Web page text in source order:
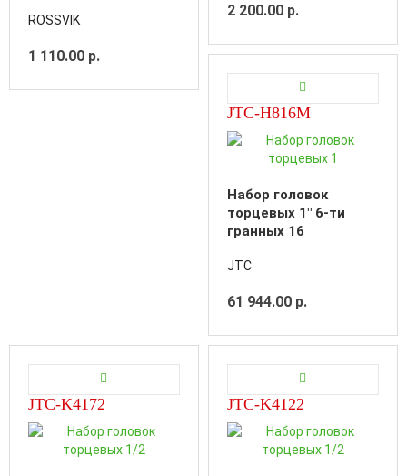
ROSSVIK
1 110.00 р.
2 200.00 р.
JTC-H816M
Набор головок
торцевых 1" 6-ти
гранных 16
металлическом
JTC
61 944.00 р.
JTC-K4172 JTC-K4122